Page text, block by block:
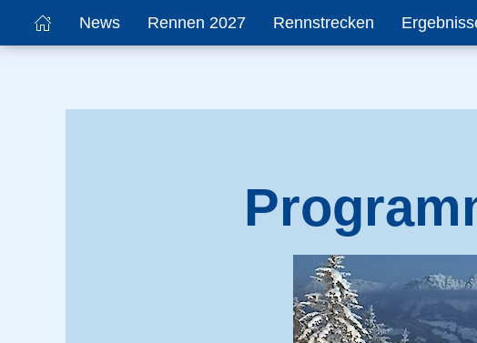
News Rennen 2027 Rennstrecken